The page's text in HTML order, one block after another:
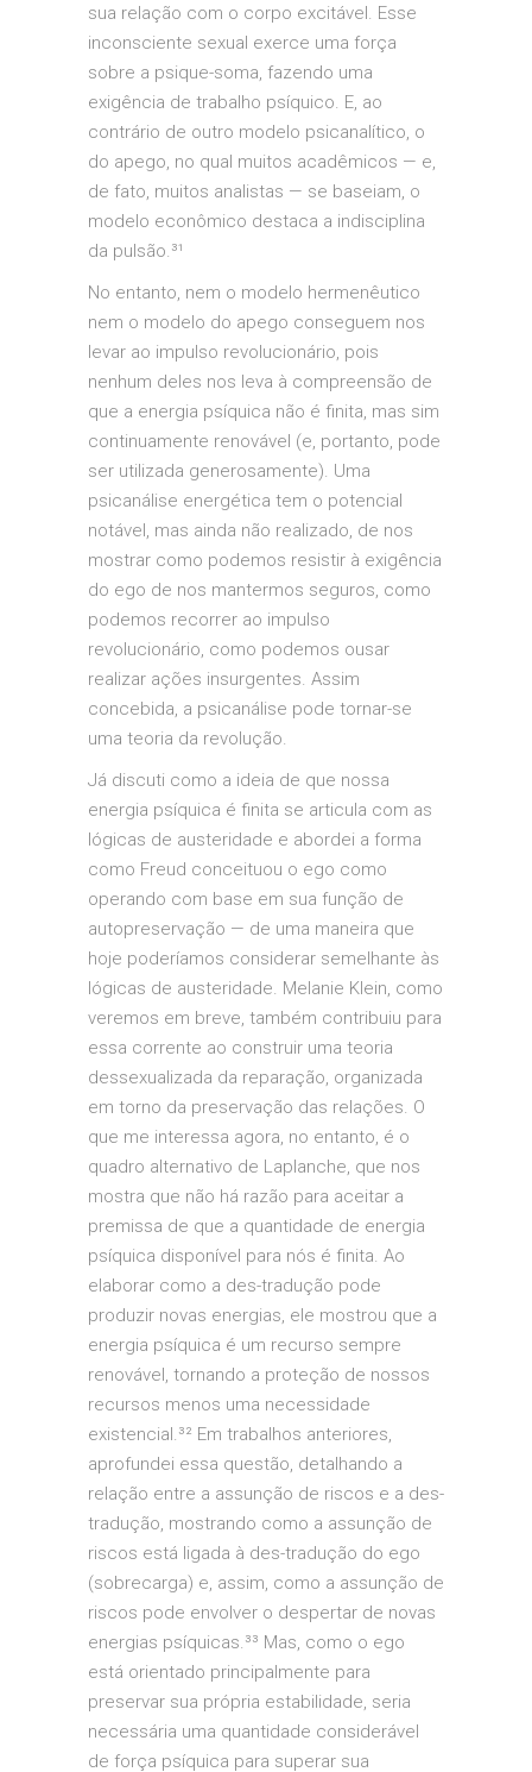
sua relação com o corpo excitável. Esse
inconsciente sexual exerce uma força
sobre a psique-soma, fazendo uma
exigência de trabalho psíquico. E, ao
contrário de outro modelo psicanalítico, o
do apego, no qual muitos acadêmicos — e,
de fato, muitos analistas — se baseiam, o
modelo econômico destaca a indisciplina
da pulsão.³¹
No entanto, nem o modelo hermenêutico
nem o modelo do apego conseguem nos
levar ao impulso revolucionário, pois
nenhum deles nos leva à compreensão de
que a energia psíquica não é finita, mas sim
continuamente renovável (e, portanto, pode
ser utilizada generosamente). Uma
psicanálise energética tem o potencial
notável, mas ainda não realizado, de nos
mostrar como podemos resistir à exigência
do ego de nos mantermos seguros, como
podemos recorrer ao impulso
revolucionário, como podemos ousar
realizar ações insurgentes. Assim
concebida, a psicanálise pode tornar-se
uma teoria da revolução.
Já discuti como a ideia de que nossa
energia psíquica é finita se articula com as
lógicas de austeridade e abordei a forma
como Freud conceituou o ego como
operando com base em sua função de
autopreservação — de uma maneira que
hoje poderíamos considerar semelhante às
lógicas de austeridade. Melanie Klein, como
veremos em breve, também contribuiu para
essa corrente ao construir uma teoria
dessexualizada da reparação, organizada
em torno da preservação das relações. O
que me interessa agora, no entanto, é o
quadro alternativo de Laplanche, que nos
mostra que não há razão para aceitar a
premissa de que a quantidade de energia
psíquica disponível para nós é finita. Ao
elaborar como a des-tradução pode
produzir novas energias, ele mostrou que a
energia psíquica é um recurso sempre
renovável, tornando a proteção de nossos
recursos menos uma necessidade
existencial.³² Em trabalhos anteriores,
aprofundei essa questão, detalhando a
relação entre a assunção de riscos e a des-
tradução, mostrando como a assunção de
riscos está ligada à des-tradução do ego
(sobrecarga) e, assim, como a assunção de
riscos pode envolver o despertar de novas
energias psíquicas.³³ Mas, como o ego
está orientado principalmente para
preservar sua própria estabilidade, seria
necessária uma quantidade considerável
de força psíquica para superar sua